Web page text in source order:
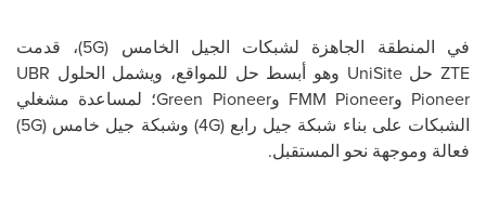
في المنطقة الجاهزة لشبكات الجيل الخامس (5G)، قدمت
ZTEحلUniSite وهو أبسط حل للمواقع، ويشمل الحلول UBR
Pioneer وFMM Pioneer وGreen Pioneer؛ لمساعدة مشغلي
الشبكات على بناء شبكة جيل رابع (4G) وشبكة جيل خامس (5G
)
فعالة وموجهة نحو المستقبل.